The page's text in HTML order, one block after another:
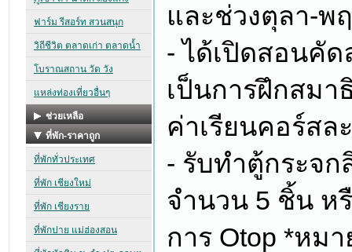
และช่วงตุลา-พ
- ได้เปิดสอนคั
เป็นการฝึกสม
ค่าเรียนคอร์สล
- รับทำตู้กระจ
จำนวน 5 ชิ้น ห
การ Otop *หม